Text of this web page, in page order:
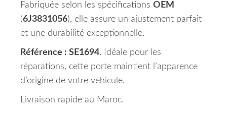
Fabriquée selon les spécifications OEM
(6J3831056), elle assure un ajustement parfait
et une durabilité exceptionnelle.
Référence : SE1694. Idéale pour les
réparations, cette porte maintient l’apparence
d’origine de votre véhicule.
Livraison rapide au Maroc.